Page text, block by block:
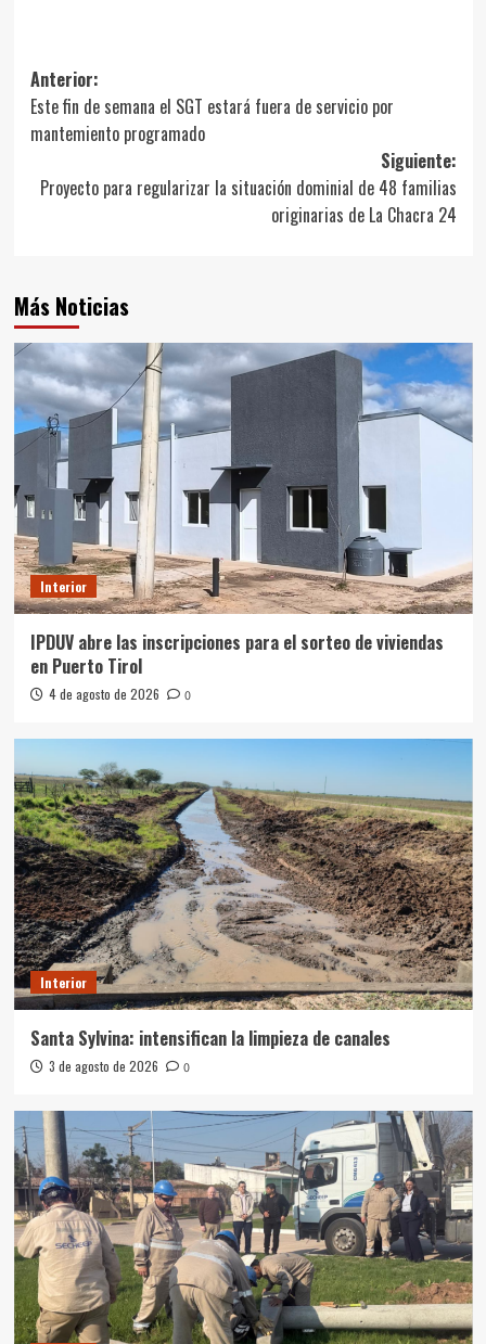
Navegación
de
entradas
Anterior:
Este fin de semana el SGT estará fuera de servicio por
mantemiento programado
Siguiente:
Proyecto para regularizar la situación dominial de 48 familias
originarias de La Chacra 24
Más Noticias
Interior
IPDUV abre las inscripciones para el sorteo de viviendas
en Puerto Tirol
4 de agosto de 2026 0
Interior
Santa Sylvina: intensifican la limpieza de canales
3 de agosto de 2026 0